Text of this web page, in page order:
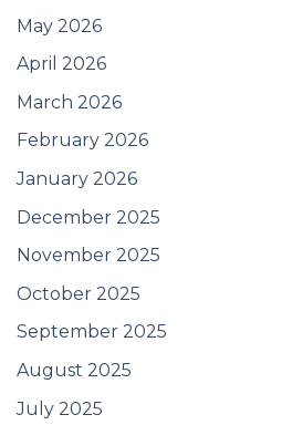
May 2026
April 2026
March 2026
February 2026
January 2026
December 2025
November 2025
October 2025
September 2025
August 2025
July 2025